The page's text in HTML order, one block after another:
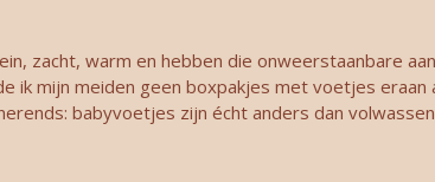
zacht, warm en hebben die onweerstaanbare
ik mijn meiden geen boxpakjes met voetjes eraan
babyvoetjes zijn écht anders dan